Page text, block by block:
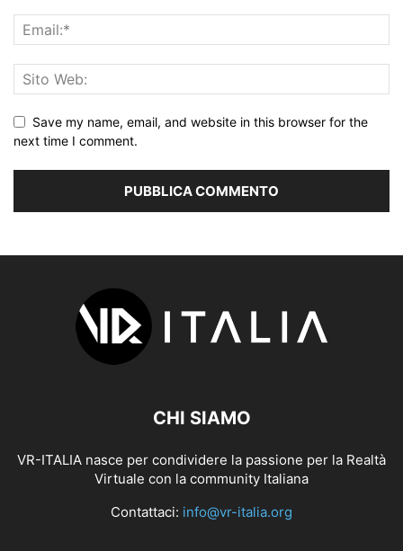
Save my name, email, and website in this browser for the
next time I comment.
CHI SIAMO
VR-ITALIA nasce per condividere la passione per la Realtà
Virtuale con la community Italiana
Contattaci: info@vr-italia.org